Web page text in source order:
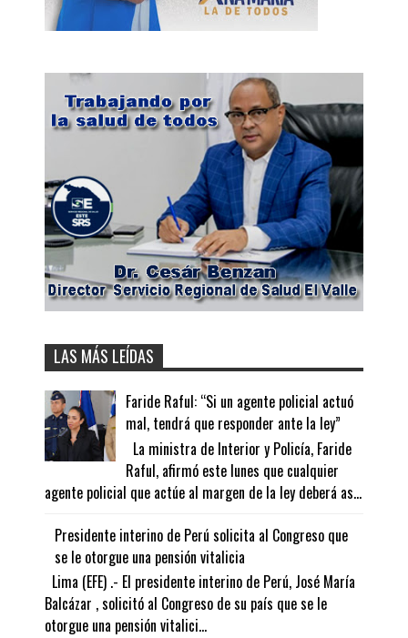
LAS MÁS LEÍDAS
Faride Raful: “Si un agente policial actuó
mal, tendrá que responder ante la ley”
La ministra de Interior y Policía, Faride
Raful, afirmó este lunes que cualquier
agente policial que actúe al margen de la ley deberá as...
Presidente interino de Perú solicita al Congreso que
se le otorgue una pensión vitalicia
Lima (EFE) .- El presidente interino de Perú, José María
Balcázar , solicitó al Congreso de su país que se le
otorgue una pensión vitalici...